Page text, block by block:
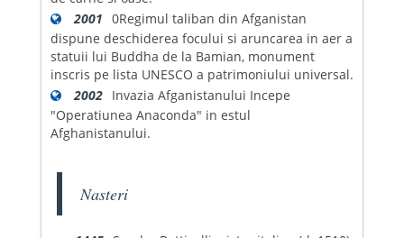
2001 0Regimul taliban din Afganistan
dispune deschiderea focului si aruncarea in aer a
statuii lui Buddha de la Bamian, monument
inscris pe lista UNESCO a patrimoniului universal.
2002 Invazia Afganistanului Incepe
"Operatiunea Anaconda" in estul
Afghanistanului.
Nasteri